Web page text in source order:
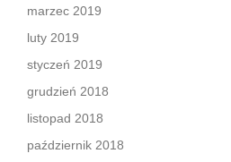
marzec 2019
luty 2019
styczeń 2019
grudzień 2018
listopad 2018
październik 2018